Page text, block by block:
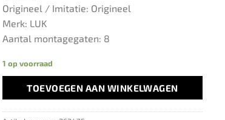
Origineel / Imitatie: Origineel
Merk: LUK
Aantal montagegaten: 8
1 op voorraad
TOEVOEGEN AAN WINKELWAGEN